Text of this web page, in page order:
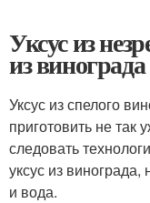
Уксус из
из
Уксус из спелого
приготовить не
следовать
уксус из
и вода.